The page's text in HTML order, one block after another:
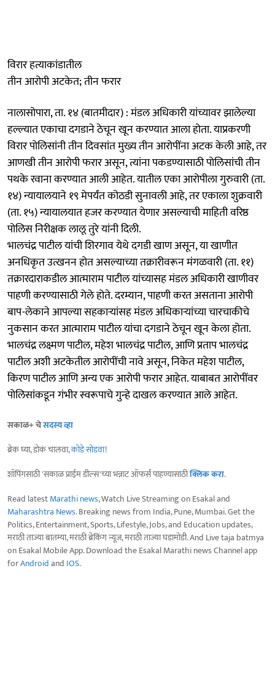
विरार हत्याकांडातील
तीन आरोपी अटकेत; तीन फरार
नालासोपारा, ता. १४ (बातमीदार) : मंडल अधिकारी यांच्यावर झालेल्या
हल्ल्यात एकाचा दगडाने ठेचून खून करण्यात आला होता. याप्रकरणी
विरार पोलिसांनी तीन दिवसांत मुख्य तीन आरोपींना अटक केली आहे, तर
आणखी तीन आरोपी फरार असून, त्यांना पकडण्यासाठी पोलिसांची तीन
पथके रवाना करण्यात आली आहेत. यातील एका आरोपीला गुरुवारी (ता.
१४) न्यायालयाने १९ मेपर्यंत कोठडी सुनावली आहे, तर एकाला शुक्रवारी
(ता. १५) न्यायालयात हजर करण्यात येणार असल्याची माहिती वरिष्ठ
पोलिस निरीक्षक लालू तुरे यांनी दिली.
भालचंद्र पाटील यांची शिरगाव येथे दगडी खाण असून, या खाणीत
अनधिकृत उत्खनन होत असल्याच्या तक्रारीवरून मंगळवारी (ता. ११)
तक्रारदाराकडील आत्माराम पाटील यांच्यासह मंडल अधिकारी खाणीवर
पाहणी करण्यासाठी गेले होते. दरम्यान, पाहणी करत असताना आरोपी
बाप-लेकाने आपल्या सहकाऱ्यांसह मंडल अधिकाऱ्यांच्या चारचाकीचे
नुकसान करत आत्माराम पाटील यांचा दगडाने ठेचून खून केला होता.
भालचंद्र लक्ष्मण पाटील, महेश भालचंद्र पाटील, आणि प्रताप भालचंद्र
पाटील अशी अटकेतील आरोपींची नावे असून, निकेत महेश पाटील,
किरण पाटील आणि अन्य एक आरोपी फरार आहेत. याबाबत आरोपींवर
पोलिसांकडून गंभीर स्वरूपाचे गुन्हे दाखल करण्यात आले आहेत.
सकाळ+ चेसदस्य व्हा
ब्रेक घ्या, डोकं चालवा,कोडे सोडवा!
शॉपिंगसाठी 'सकाळ प्राईम डील्स'च्या भन्नाट ऑफर्स पाहण्यासाठीक्लिक करा.
Read latestMarathi news, Watch Live Streaming on Esakal and
Maharashtra News. Breaking news from India, Pune, Mumbai. Get the
Politics, Entertainment, Sports, Lifestyle, Jobs, and Education updates,
मराठी ताज्या बातम्या, मराठी ब्रेकिंग न्यूज, मराठी ताज्या घडामोडी. And Live taja batmya
on Esakal Mobile App. Download the Esakal Marathi news Channel app
forAndroidand IOS.